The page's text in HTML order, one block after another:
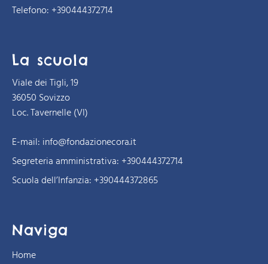
Telefono: +390444372714
La scuola
Viale dei Tigli, 19
36050 Sovizzo
Loc. Tavernelle (VI)
E-mail: info@fondazionecora.it
Segreteria amministrativa: +390444372714
Scuola dell’Infanzia: +390444372865
Naviga
Home